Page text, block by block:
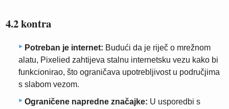
4.2 kontra
Potreban je internet: Budući da je riječ o mrežnom
alatu, Pixelied zahtijeva stalnu internetsku vezu kako bi
funkcionirao, što ograničava upotrebljivost u područjima
s slabom vezom.
Ograničene napredne značajke: U usporedbi s